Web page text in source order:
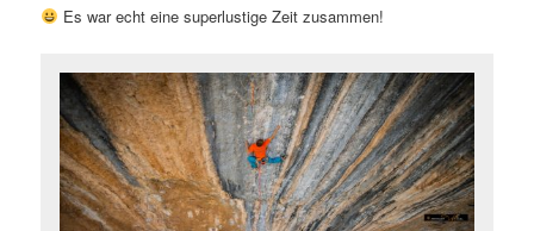
Es war echt eine superlustige Zeit zusammen!